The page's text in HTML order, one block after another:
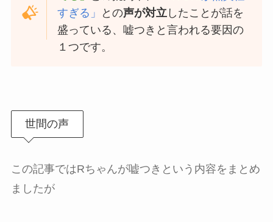
すぎる」
との声が対立 したことが話を
盛っている、嘘つきと言われる要因の
１つです。
世間の声
この記事ではRちゃんが嘘つきという内容をまとめ
ましたが